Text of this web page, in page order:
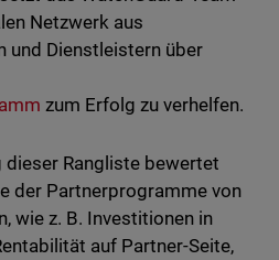
Netzwerk aus
und Dienstleistern über
zum Erfolg zu verhelfen.
dieser Rangliste bewertet
der Partnerprogramme von
wie z. B. Investitionen in
auf Partner-Seite,